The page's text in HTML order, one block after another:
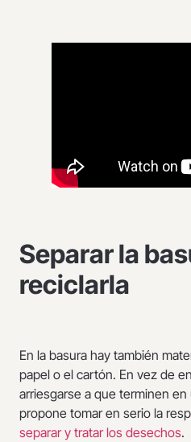
Separar la
reciclarla
En la basura hay también
papel o el cartón. En vez de
arriesgarse a que terminen en
propone tomar en serio la
separar y tratar los desechos.